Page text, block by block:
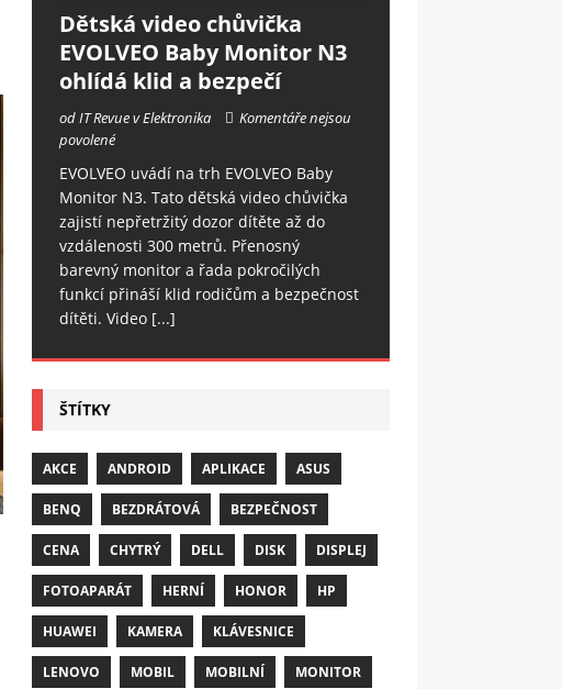
Dětská video chůvička
EVOLVEO Baby Monitor N3
ohlídá klid a bezpečí
od IT Revue v Elektronika
Komentáře nejsou
povolené
EVOLVEO uvádí na trh EVOLVEO Baby
Monitor N3. Tato dětská video chůvička
zajistí nepřetržitý dozor dítěte až do
vzdálenosti 300 metrů. Přenosný
barevný monitor a řada pokročilých
funkcí přináší klid rodičům a bezpečnost
dítěti. Video [...]
ŠTÍTKY
AKCE ANDROID APLIKACE ASUS
BENQ BEZDRÁTOVÁ BEZPEČNOST
CENA CHYTRÝ DELL DISK DISPLEJ
FOTOAPARÁT HERNÍ HONOR HP
HUAWEI KAMERA KLÁVESNICE
LENOVO MOBIL MOBILNÍ MONITOR